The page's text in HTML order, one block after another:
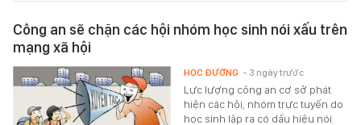
Công an sẽ chặn các hội nhóm học sinh nói xấu trên
mạng xã hội
Lực lượng công an cơ sở phát
hiện các hội, nhóm trực tuyến do
học sinh lập ra có dấu hiệu nói
HỌC ĐƯỜNG - 3 ngày trước